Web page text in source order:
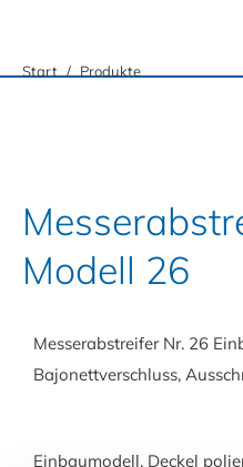
Sie befinden sich hier:
Start Produkte
Modell 26
Messerabstreifer Nr. 26
Bajonettverschluss,
Einbaumodell, Deckel